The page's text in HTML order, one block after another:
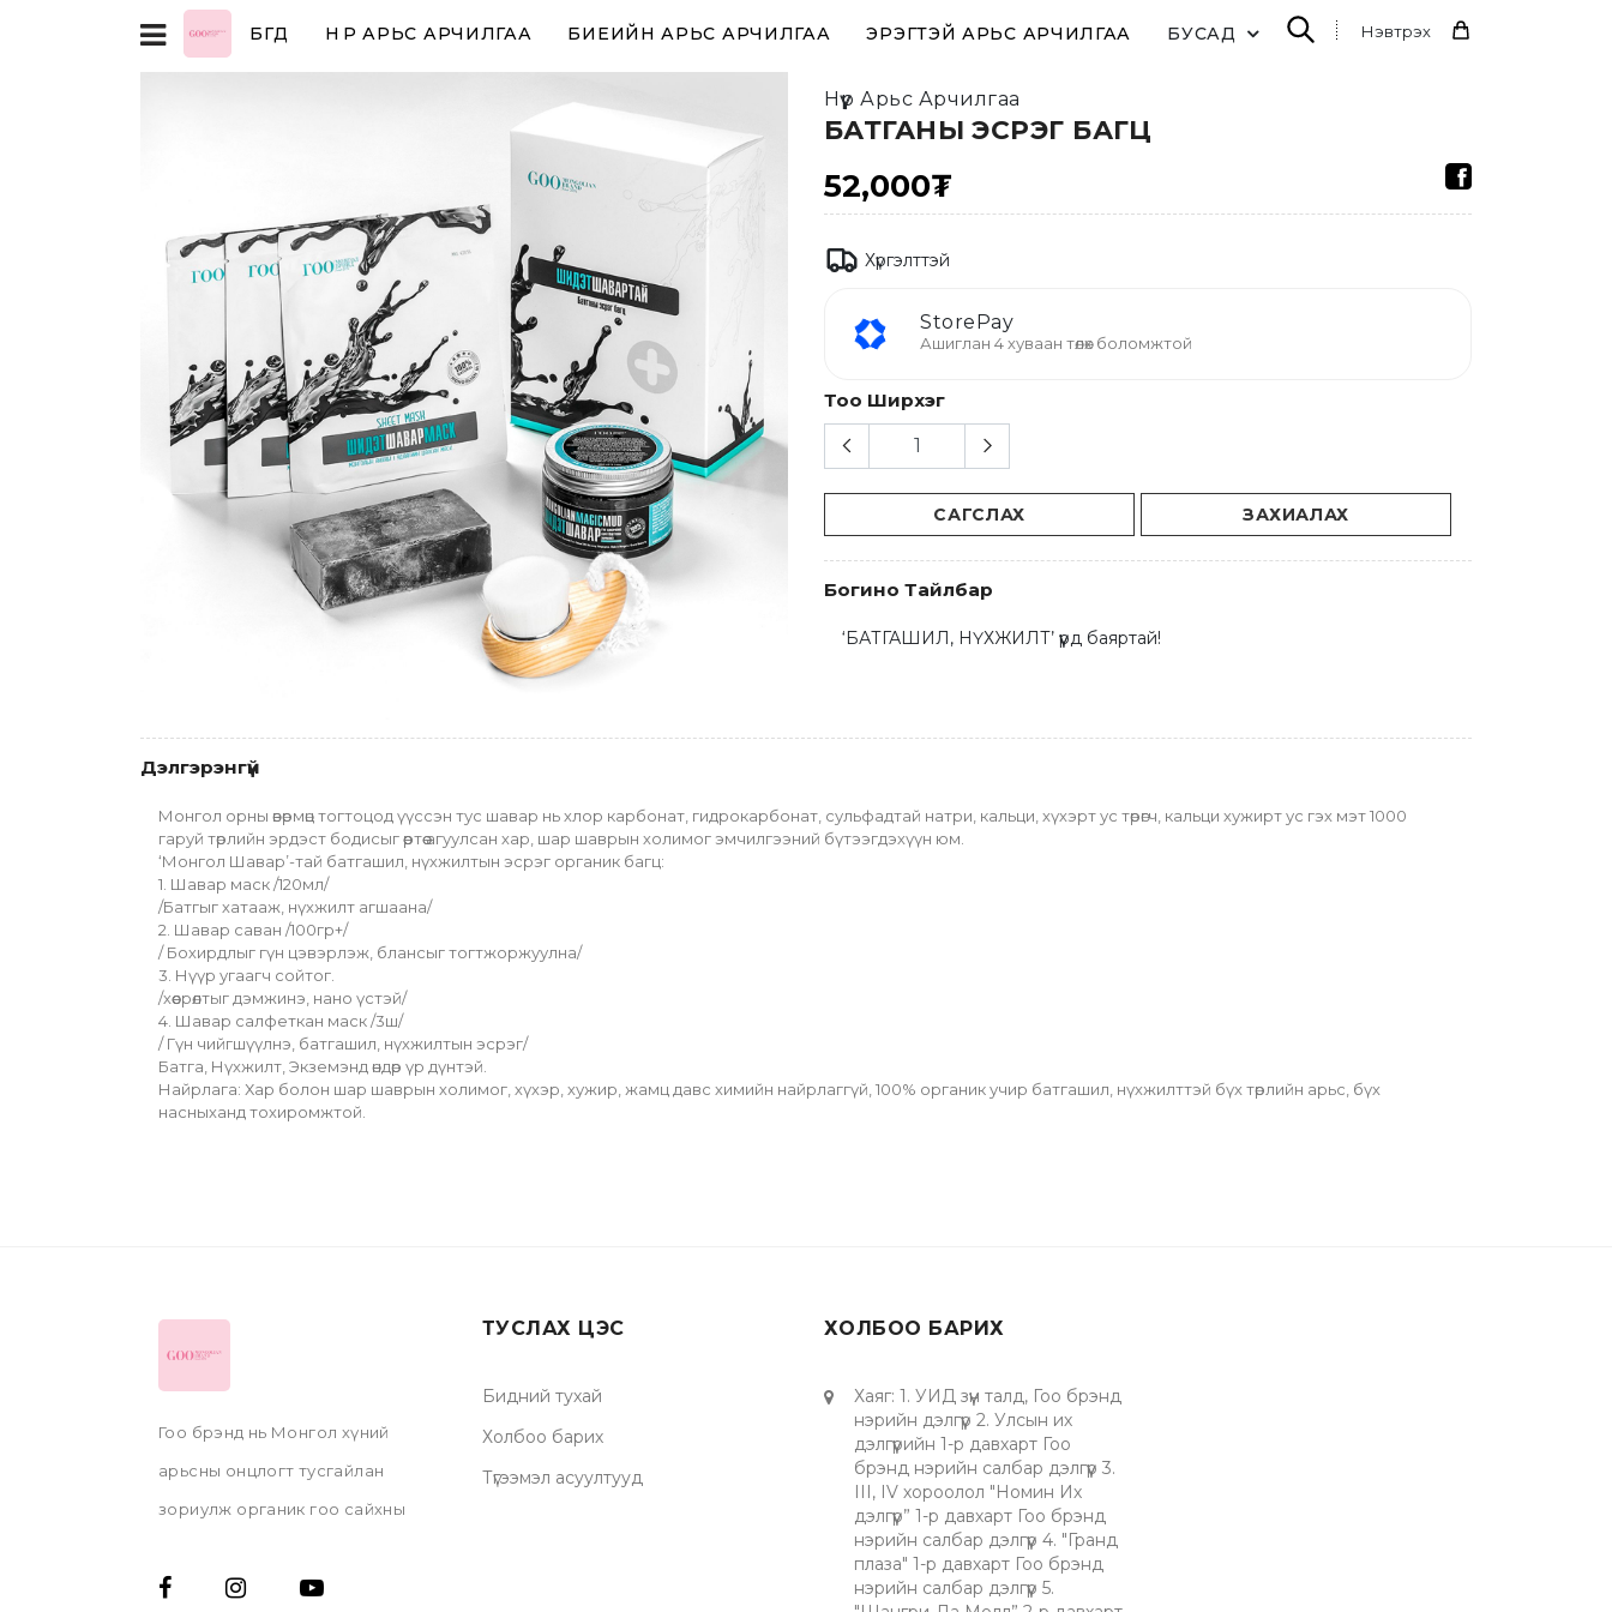
БҮГД НҮҮР АРЬС АРЧИЛГАА БИЕИЙН АРЬС АРЧИЛГАА ЭРЭГТЭЙ АРЬС АРЧИЛГАА БУСАД Нэвтрэх
Нүүр Арьс Арчилгаа
БАТГАНЫ ЭСРЭГ БАГЦ
52,000₮
Хүргэлттэй
StorePay
Ашиглан 4 хуваан төлөх боломжтой
Тоо Ширхэг
САГСЛАХ ЗАХИАЛАХ
Богино Тайлбар
‘БАТГАШИЛ, НҮХЖИЛТ’ үүрд баяртай!
Дэлгэрэнгүй
Монгол орны өвөрмөц тогтоцод үүссэн тус шавар нь хлор карбонат, гидрокарбонат, сульфадтай натри, кальци, хүхэрт ус төрөгч, кальци хужирт ус гэх мэт 1000
гаруй төрлийн эрдэст бодисыг өөртөө агуулсан хар, шар шаврын холимог эмчилгээний бүтээгдэхүүн юм.
‘Монгол Шавар’-тай батгашил, нүхжилтын эсрэг органик багц:
1. Шавар маск /120мл/
/Батгыг хатааж, нүхжилт агшаана/
2. Шавар саван /100гр+/
/ Бохирдлыг гүн цэвэрлэж, блансыг тогтжоржуулна/
3. Нүүр угаагч сойтог.
/хөөсрөлтыг дэмжинэ, нано үстэй/
4. Шавар салфеткан маск /3ш/
/ Гүн чийгшүүлнэ, батгашил, нүхжилтын эсрэг/
Батга, Нүхжилт, Экземэнд өндөр үр дүнтэй.
Найрлага: Хар болон шар шаврын холимог, хүхэр, хужир, жамц давс химийн найрлаггүй, 100% органик учир батгашил, нүхжилттэй бүх төрлийн арьс, бүх
насныханд тохиромжтой.
Гоо брэнд нь Монгол хүний
арьсны онцлогт тусгайлан
зориулж органик гоо сайхны
аргаар эх орондоо
ТУСЛАХ ЦЭС
Бидний тухай
Холбоо барих
Түгээмэл асуултууд
ХОЛБОО БАРИХ
Хаяг: 1. УИД зүүн талд, Гоо брэнд
нэрийн дэлгүүр 2. Улсын их
дэлгүүрийн 1-р давхарт Гоо
брэнд нэрийн салбар дэлгүүр 3.
III, IV хороолол "Номин Их
дэлгүүр” 1-р давхарт Гоо брэнд
нэрийн салбар дэлгүүр 4. "Гранд
плаза" 1-р давхарт Гоо брэнд
нэрийн салбар дэлгүүр 5.